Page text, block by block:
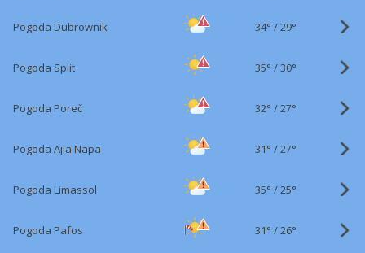
Pogoda Dubrownik 34° /29°
Pogoda Split 35° /30°
Pogoda Poreč 32° /27°
Pogoda Ajia Napa 31° /27°
Pogoda Limassol 35° /25°
Pogoda Pafos 31° /26°